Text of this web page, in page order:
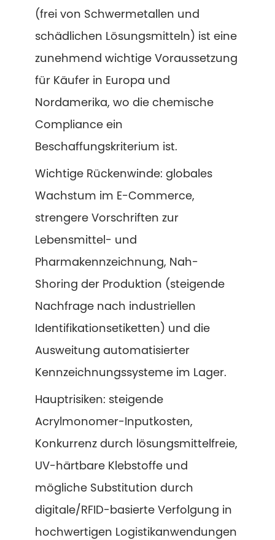
(frei von Schwermetallen und
schädlichen Lösungsmitteln) ist eine
zunehmend wichtige Voraussetzung
für Käufer in Europa und
Nordamerika, wo die chemische
Compliance ein
Beschaffungskriterium ist.
Wichtige Rückenwinde: globales
Wachstum im E-Commerce,
strengere Vorschriften zur
Lebensmittel- und
Pharmakennzeichnung, Nah-
Shoring der Produktion (steigende
Nachfrage nach industriellen
Identifikationsetiketten) und die
Ausweitung automatisierter
Kennzeichnungssysteme im Lager.
Hauptrisiken: steigende
Acrylmonomer-Inputkosten,
Konkurrenz durch lösungsmittelfreie,
UV-härtbare Klebstoffe und
mögliche Substitution durch
digitale/RFID-basierte Verfolgung in
hochwertigen Logistikanwendungen